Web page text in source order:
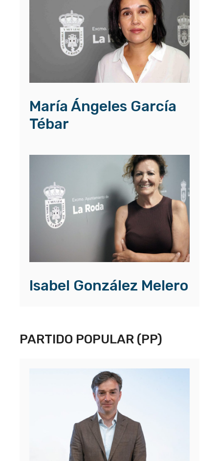
María Ángeles García
Tébar
Isabel González Melero
PARTIDO POPULAR (PP)